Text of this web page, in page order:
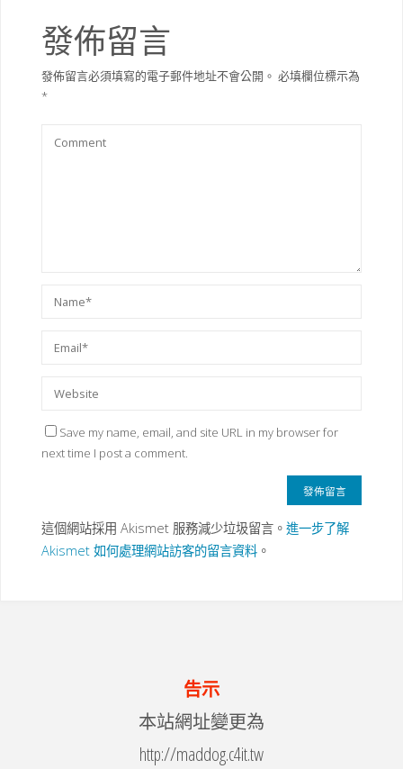
發佈留言
發佈留言必須填寫的電子郵件地址不會公開。 必填欄位標示為
*
Save my name, email, and site URL in my browser for
next time I post a comment.
這個網站採用 Akismet 服務減少垃圾留言。 進一步了解
Akismet 如何處理網站訪客的留言資料。
告示
本站網址變更為
http://maddog.c4it.tw